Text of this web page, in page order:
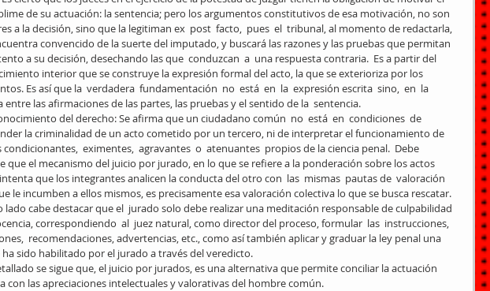
de su actuación: la sentencia; pero los argumentos constitutivos de esa motivación, no son
a la decisión, sino que la legitiman ex  post  facto,  pues  el  tribunal, al momento de redactarla,
convencido de la suerte del imputado, y buscará las razones y las pruebas que permitan
a su decisión, desechando las que  conduzcan  a  una respuesta contraria.  Es a partir del
interior que se construye la expresión formal del acto, la que se exterioriza por los
Es así que la  verdadera  fundamentación  no  está  en  la  expresión escrita  sino,  en  la
entre las afirmaciones de las partes, las pruebas y el sentido de la  sentencia.
del derecho: Se afirma que un ciudadano común  no  está  en  condiciones  de
la criminalidad de un acto cometido por un tercero, ni de interpretar el funcionamiento de
condicionantes,  eximentes,  agravantes  o  atenuantes  propios de la ciencia penal.  Debe
que el mecanismo del juicio por jurado, en lo que se refiere a la ponderación sobre los actos
que los integrantes analicen la conducta del otro con  las  mismas  pautas de  valoración
le incumben a ellos mismos, es precisamente esa valoración colectiva lo que se busca rescatar.
lado cabe destacar que el  jurado solo debe realizar una meditación responsable de culpabilidad
correspondiendo  al  juez natural, como director del proceso, formular  las  instrucciones,
recomendaciones, advertencias, etc., como así también aplicar y graduar la ley penal una
ha sido habilitado por el jurado a través del veredicto.
se sigue que, el juicio por jurados, es una alternativa que permite conciliar la actuación
con las apreciaciones intelectuales y valorativas del hombre común.